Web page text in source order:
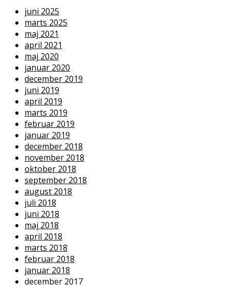
juni 2025
marts 2025
maj 2021
april 2021
maj 2020
januar 2020
december 2019
juni 2019
april 2019
marts 2019
februar 2019
januar 2019
december 2018
november 2018
oktober 2018
september 2018
august 2018
juli 2018
juni 2018
maj 2018
april 2018
marts 2018
februar 2018
januar 2018
december 2017